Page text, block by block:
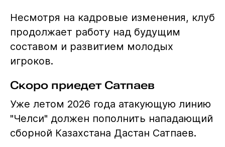
Несмотря на кадровые изменения, клуб
продолжает работу над будущим
составом и развитием молодых
игроков.
Скоро приедет Сатпаев
Уже летом 2026 года атакующую линию
"Челси" должен пополнить нападающий
сборной Казахстана Дастан Сатпаев.